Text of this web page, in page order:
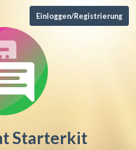
Einloggen/Registrierung
Starterkit